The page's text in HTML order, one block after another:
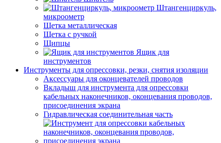
Штангенциркуль,
микроометр
Щетка металлическая
Щетка с ручкой
Щипцы
Ящик для
инструментов
Инструменты для опрессовки, резки, снятия изоляции
Аксессуары для оконцевателей проводов
Вкладыш для инструмента для опрессовки
кабельных наконечников, оконцевания проводов,
присоединения экрана
Гидравлическая соединительная часть